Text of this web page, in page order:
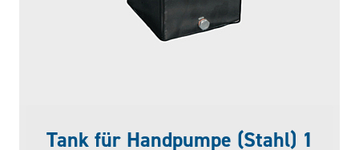
Tank für Handpumpe (Stahl) 1